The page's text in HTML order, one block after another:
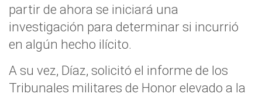
partir de ahora se iniciará una
investigación para determinar si incurrió
en algún hecho ilícito.
A su vez, Díaz, solicitó el informe de los
Tribunales militares de Honor elevado a la